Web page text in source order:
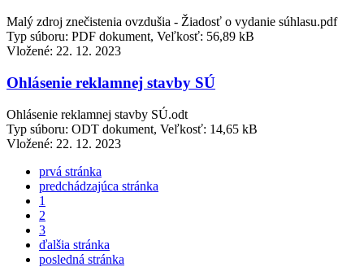
Malý zdroj znečistenia ovzdušia - Žiadosť o vydanie súhlasu.pdf
Typ súboru: PDF dokument, Veľkosť: 56,89 kB
Vložené: 22. 12. 2023
Ohlásenie reklamnej stavby SÚ
Ohlásenie reklamnej stavby SÚ.odt
Typ súboru: ODT dokument, Veľkosť: 14,65 kB
Vložené: 22. 12. 2023
prvá stránka
predchádzajúca stránka
1
2
3
ďalšia stránka
posledná stránka